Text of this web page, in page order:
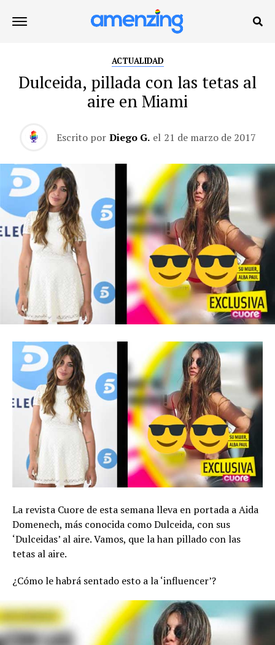
ACTUALIDAD
Dulceida, pillada con las tetas al
aire en Miami
Escrito por Diego G. el 21 de marzo de 2017
La revista Cuore de esta semana lleva en portada a Aida
Domenech, más conocida como Dulceida, con sus
‘Dulceidas’ al aire. Vamos, que la han pillado con las
tetas al aire.
¿Cómo le habrá sentado esto a la ‘influencer’?